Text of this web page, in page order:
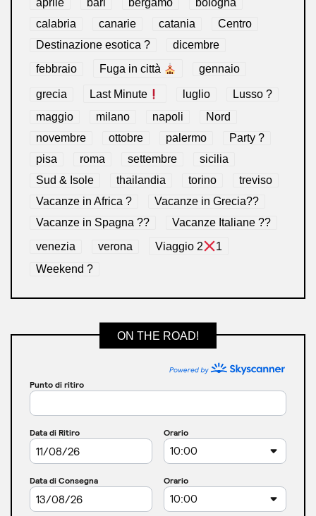
aprile
bari bergamo
bologna
calabria
canarie catania
Centro
Destinazione esotica ?
dicembre
febbraio Fuga in città gennaio
grecia Last Minute luglio
Lusso ?
maggio
milano napoli
Nord
novembre
ottobre palermo
Party ?
pisa
roma settembre
sicilia
Sud & Isole
thailandia torino
treviso
Vacanze in Africa ?
Vacanze in Grecia??
Vacanze in Spagna ??
Vacanze Italiane ??
venezia verona Viaggio 2
1
Weekend ?
ON THE ROAD!